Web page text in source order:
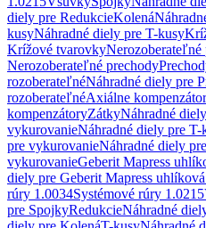
diely pre RedukcieKolená
kusyNáhradné diely pre T-kusy
Krížové tvarovkyNerozoberateľné
Nerozoberateľné prechody
rozoberateľnéNáhradné diely pre
rozoberateľnéAxiálne
kompenzátoryZátkyNáhradné
vykurovanieNáhradné diely pre
pre vykurovanieNáhradné diely
vykurovanieGeberit Mapress
diely pre Geberit Mapress
rúry 1.0034Systémové rúry 1.0215
pre SpojkyRedukcieNáhradné